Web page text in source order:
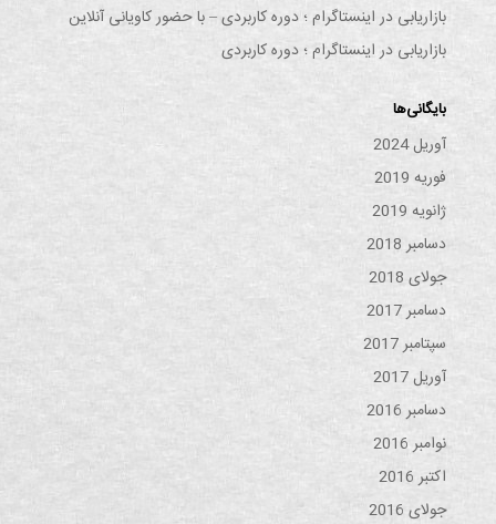
بازاریابی در اینستاگرام ؛ دوره کاربردی – با حضور کاویانی آنلاین
بازاریابی در اینستاگرام ؛ دوره کاربردی
بایگانی‌ها
آوریل 2024
فوریه 2019
ژانویه 2019
دسامبر 2018
جولای 2018
دسامبر 2017
سپتامبر 2017
آوریل 2017
دسامبر 2016
نوامبر 2016
اکتبر 2016
جولای 2016